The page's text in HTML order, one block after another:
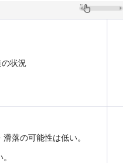
状況
落の可能性は低い。